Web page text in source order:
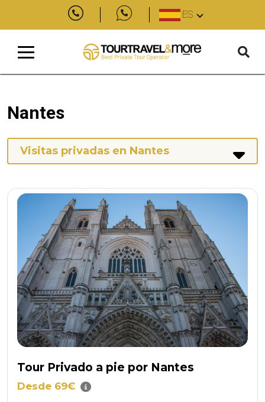
ES
Nantes
Visitas privadas en Nantes
Tour Privado a pie por Nantes
Desde 69€